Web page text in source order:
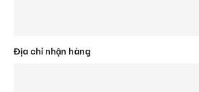
Địa chỉ nhận hàng